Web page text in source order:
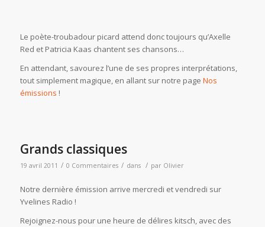
Le poète-troubadour picard attend donc toujours qu’Axelle
Red et Patricia Kaas chantent ses chansons…
En attendant, savourez l’une de ses propres interprétations,
tout simplement magique, en allant sur notre page Nos
émissions !
Grands classiques
19 avril 2011 / 0 Commentaires / dans / par Olivier
Notre dernière émission arrive mercredi et vendredi sur
Yvelines Radio !
Rejoignez-nous pour une heure de délires kitsch, avec des